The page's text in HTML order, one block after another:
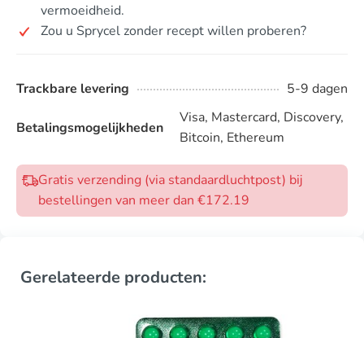
vermoeidheid.
Zou u Sprycel zonder recept willen proberen?
Trackbare levering 5-9 dagen
Betalingsmogelijkheden
Visa, Mastercard, Discovery,
Bitcoin, Ethereum
Gratis verzending (via standaardluchtpost) bij
bestellingen van meer dan €172.19
Gerelateerde producten: